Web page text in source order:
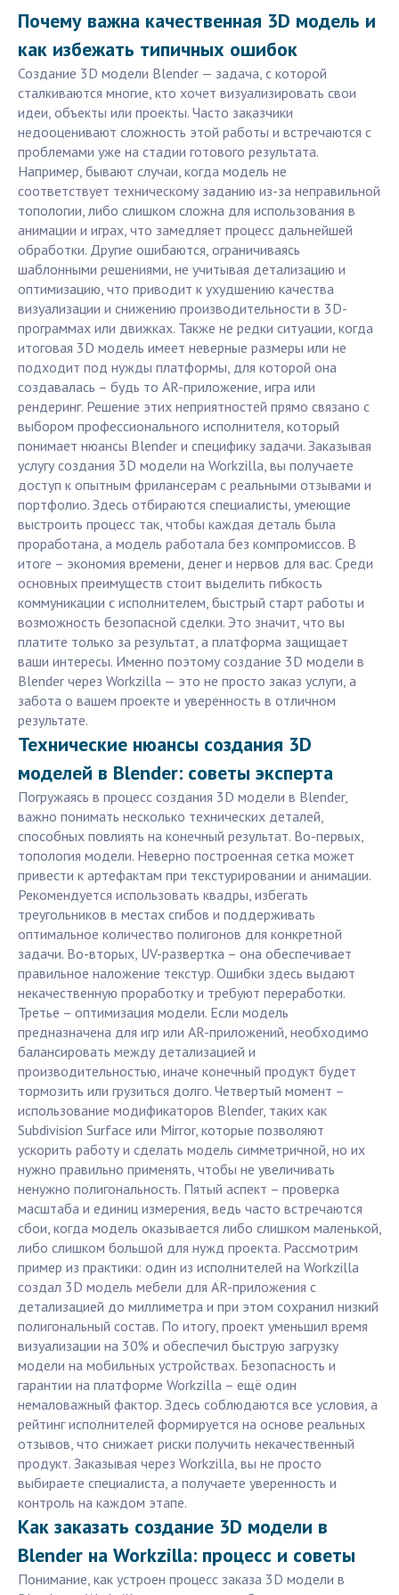
Почему важна качественная 3D модель и
как избежать типичных ошибок
Создание 3D модели Blender — задача, с которой
сталкиваются многие, кто хочет визуализировать свои
идеи, объекты или проекты. Часто заказчики
недооценивают сложность этой работы и встречаются с
проблемами уже на стадии готового результата.
Например, бывают случаи, когда модель не
соответствует техническому заданию из-за неправильной
топологии, либо слишком сложна для использования в
анимации и играх, что замедляет процесс дальнейшей
обработки. Другие ошибаются, ограничиваясь
шаблонными решениями, не учитывая детализацию и
оптимизацию, что приводит к ухудшению качества
визуализации и снижению производительности в 3D-
программах или движках. Также не редки ситуации, когда
итоговая 3D модель имеет неверные размеры или не
подходит под нужды платформы, для которой она
создавалась – будь то AR-приложение, игра или
рендеринг. Решение этих неприятностей прямо связано с
выбором профессионального исполнителя, который
понимает нюансы Blender и специфику задачи. Заказывая
услугу создания 3D модели на Workzilla, вы получаете
доступ к опытным фрилансерам с реальными отзывами и
портфолио. Здесь отбираются специалисты, умеющие
выстроить процесс так, чтобы каждая деталь была
проработана, а модель работала без компромиссов. В
итоге – экономия времени, денег и нервов для вас. Среди
основных преимуществ стоит выделить гибкость
коммуникации с исполнителем, быстрый старт работы и
возможность безопасной сделки. Это значит, что вы
платите только за результат, а платформа защищает
ваши интересы. Именно поэтому создание 3D модели в
Blender через Workzilla — это не просто заказ услуги, а
забота о вашем проекте и уверенность в отличном
результате.
Технические нюансы создания 3D
моделей в Blender: советы эксперта
Погружаясь в процесс создания 3D модели в Blender,
важно понимать несколько технических деталей,
способных повлиять на конечный результат. Во-первых,
топология модели. Неверно построенная сетка может
привести к артефактам при текстурировании и анимации.
Рекомендуется использовать квадры, избегать
треугольников в местах сгибов и поддерживать
оптимальное количество полигонов для конкретной
задачи. Во-вторых, UV-развертка – она обеспечивает
правильное наложение текстур. Ошибки здесь выдают
некачественную проработку и требуют переработки.
Третье – оптимизация модели. Если модель
предназначена для игр или AR-приложений, необходимо
балансировать между детализацией и
производительностью, иначе конечный продукт будет
тормозить или грузиться долго. Четвертый момент –
использование модификаторов Blender, таких как
Subdivision Surface или Mirror, которые позволяют
ускорить работу и сделать модель симметричной, но их
нужно правильно применять, чтобы не увеличивать
ненужно полигональность. Пятый аспект – проверка
масштаба и единиц измерения, ведь часто встречаются
сбои, когда модель оказывается либо слишком маленькой,
либо слишком большой для нужд проекта. Рассмотрим
пример из практики: один из исполнителей на Workzilla
создал 3D модель мебели для AR-приложения с
детализацией до миллиметра и при этом сохранил низкий
полигональный состав. По итогу, проект уменьшил время
визуализации на 30% и обеспечил быструю загрузку
модели на мобильных устройствах. Безопасность и
гарантии на платформе Workzilla – ещё один
немаловажный фактор. Здесь соблюдаются все условия, а
рейтинг исполнителей формируется на основе реальных
отзывов, что снижает риски получить некачественный
продукт. Заказывая через Workzilla, вы не просто
выбираете специалиста, а получаете уверенность и
контроль на каждом этапе.
Как заказать создание 3D модели в
Blender на Workzilla: процесс и советы
Понимание, как устроен процесс заказа 3D модели в